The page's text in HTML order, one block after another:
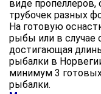
виде пропеллеров,
трубочек разных
На готовую
рыбы или в случае
достигающая
рыбалки в
минимум 3
рыбалки.